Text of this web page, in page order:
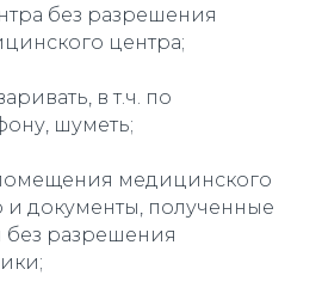
без разрешения
центра;
в т.ч. по
шуметь;
медицинского
и документы, полученные
без разрешения